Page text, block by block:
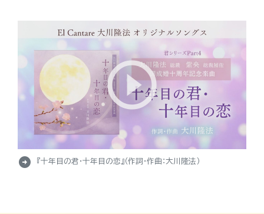
arrow_circle_right 『十年目の君・十年目の恋』（作詞・作曲：大川隆法）